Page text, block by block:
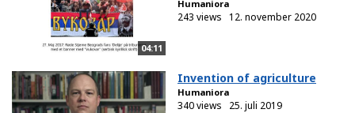
04:11
Humaniora
243 views 12. november 2020
Invention of agriculture
Humaniora
340 views 25. juli 2019